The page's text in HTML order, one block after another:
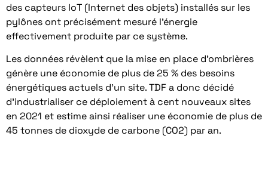
des capteurs IoT (Internet des objets) installés sur les
pylônes ont précisément mesuré l’énergie
effectivement produite par ce système.
Les données révèlent que la mise en place d’ombrières
génère une économie de plus de 25 % des besoins
énergétiques actuels d’un site. TDF a donc décidé
d’industrialiser ce déploiement à cent nouveaux sites
en 2021 et estime ainsi réaliser une économie de plus de
45 tonnes de dioxyde de carbone (CO2) par an.